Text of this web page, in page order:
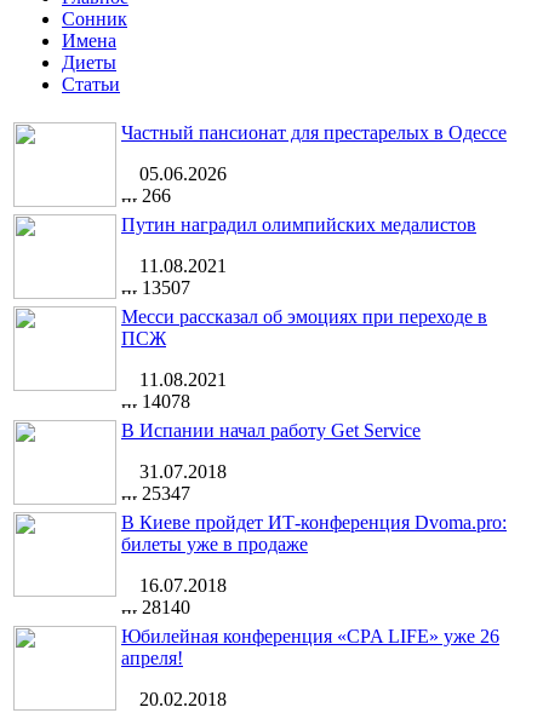
Сонник
Имена
Диеты
Статьи
Частный пансионат для престарелых в Одессе
05.06.2026
266
Путин наградил олимпийских медалистов
11.08.2021
13507
Месси рассказал об эмоциях при переходе в
ПСЖ
11.08.2021
14078
В Испании начал работу Get Service
31.07.2018
25347
В Киеве пройдет ИТ-конференция Dvoma.pro:
билеты уже в продаже
16.07.2018
28140
Юбилейная конференция «CPA LIFE» уже 26
апреля!
20.02.2018